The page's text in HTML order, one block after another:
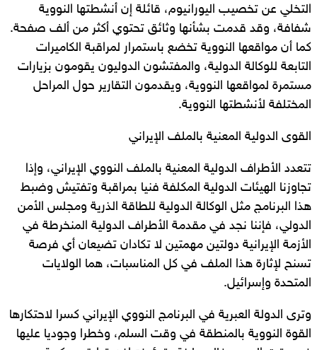
التخلي عن تخصيب اليورانيوم، قائلة إن أنشطتها النووية
شفافة، وقد قدمت بشأنها وثائق تحتوي أكثر من ألف صفحة.
كما أن مواقعها النووية تخضع باستمرار لمراقبة الكاميرات
التابعة للوكالة الدولية، والمفتشون الدوليون يقومون بزيارات
مستمرة لمواقعها النووية، ويقدمون التقارير حول المراحل
المختلفة لأنشطتها النووية.
القوى الدولية المعنية بالملف الإيراني
تتعدد الأطراف الدولية المعنية بالملف النووي الإيراني، وإذا
تجاوزنا الهيئات الدولية المكلفة فنيا بمراقبة وتفتيش وضبط
هذا البرنامج مثل الوكالة الدولية للطاقة الذرية ومجلس الأمن
الدولي، فإننا نجد في مقدمة الأطراف الدولية المنخرطة في
الأزمة الإيرانية دولتين مهمتين لا تكادان تضيعان أي فرصة
تسنح لإثارة هذا الملف في كل المناسبات، هما الولايات
المتحدة وإسرائيل.
وترى الدولة العبرية في البرنامج النووي الإيراني كسرا لاحتكارها
القوة النووية بالمنطقة في وقت السلم، وخطرا وجوديا عليها